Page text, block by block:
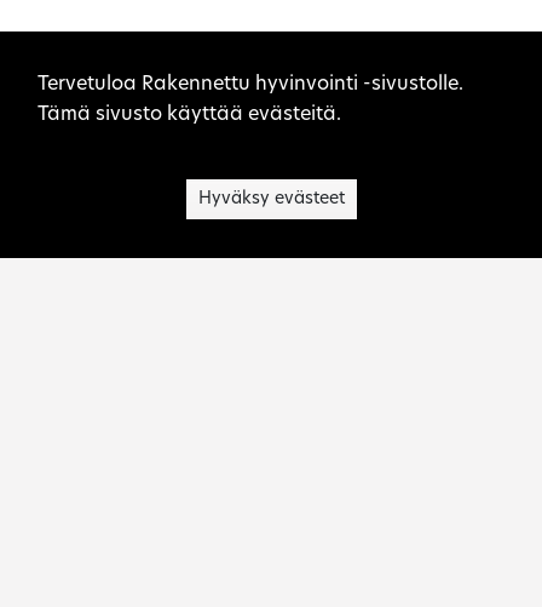
Sivuston evästeet
Tervetuloa Rakennettu hyvinvointi -sivustolle.
Tämä sivusto käyttää evästeitä.
Hyväksy evästeet